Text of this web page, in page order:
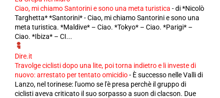
Ciao, mi chiamo Santorini e sono una meta turistica -di *Nicolò
Targhetta* *Santorini* - Ciao, mi chiamo Santorini e sono una
meta turistica. *Maldive* – Ciao. *Tokyo* – Ciao. *Parigi* –
Ciao. *Ibiza* – CI...
Dire.it
Travolge ciclisti dopo una lite, poi torna indietro e li investe di
nuovo: arrestato per tentato omicidio- È successo nelle Valli di
Lanzo, nel torinese: l'uomo se l'è presa perchè il gruppo di
ciclisti aveva criticato il suo sorpasso a suon di clacson. Due